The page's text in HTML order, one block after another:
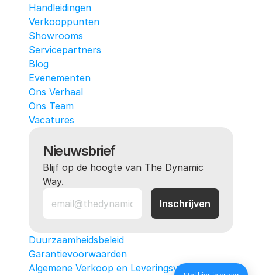
Handleidingen
Verkooppunten
Showrooms
Servicepartners
Blog
Evenementen
Ons Verhaal
Ons Team
Vacatures
Nieuwsbrief
Blijf op de hoogte van The Dynamic
Way.
Duurzaamheidsbeleid
Garantievoorwaarden
Algemene Verkoop en Leveringsvoorwaarden